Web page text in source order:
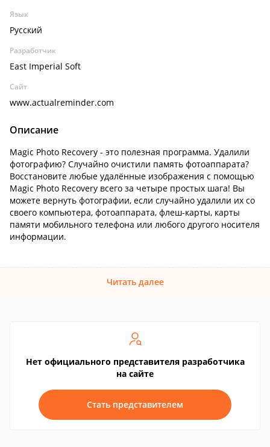
Язык
Русский
Разработчик
East Imperial Soft
Сайт
www.actualreminder.com
Описание
Magic Photo Recovery - это полезная программа. Удалили
фотографию? Случайно очистили память фотоаппарата?
Восстановите любые удалённые изображения с помощью
Magic Photo Recovery всего за четыре простых шага! Вы
можете вернуть фотографии, если случайно удалили их со
своего компьютера, фотоаппарата, флеш-карты, карты
памяти мобильного телефона или любого другого носителя
информации.
Читать далее
Нет официального представителя разработчика
на сайте
Стать представителем